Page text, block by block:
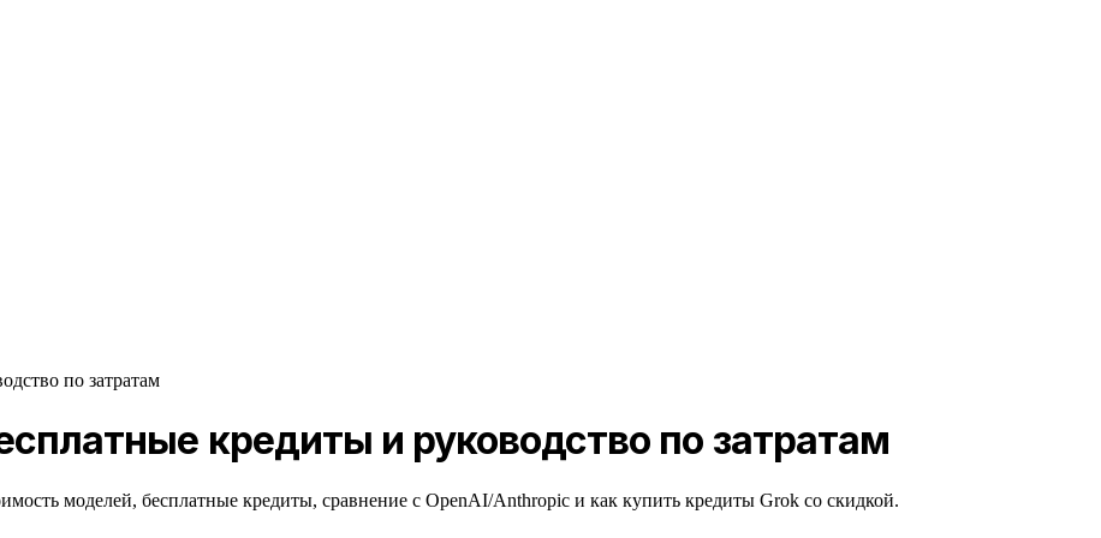
по затратам
кредиты и руководство по затратам
моделей, бесплатные кредиты, сравнение с OpenAI/Anthropic и как купить кредиты Grok со скидкой.